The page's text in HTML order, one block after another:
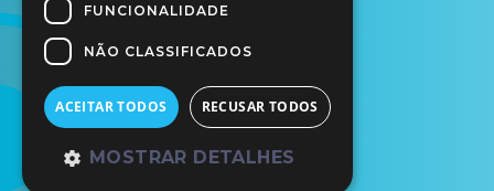
FUNCIONALIDADE
NÃO CLASSIFICADOS
ACEITAR TODOS RECUSAR TODOS
MOSTRAR DETALHES